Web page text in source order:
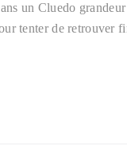
un Cluedo
tenter de retrouver